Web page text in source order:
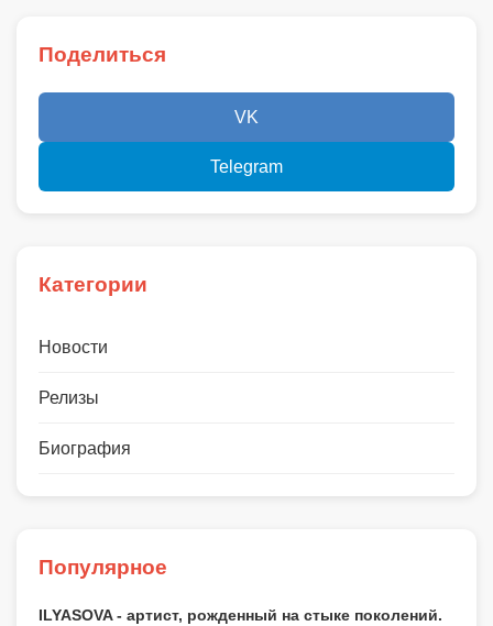
Поделиться
VK
Telegram
Категории
Новости
Релизы
Биография
Популярное
ILYASOVA - артист, рожденный на стыке поколений.